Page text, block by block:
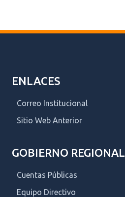
ENLACES
Correo Institucional
Sitio Web Anterior
GOBIERNO REGIONAL
Cuentas Públicas
Equipo Directivo